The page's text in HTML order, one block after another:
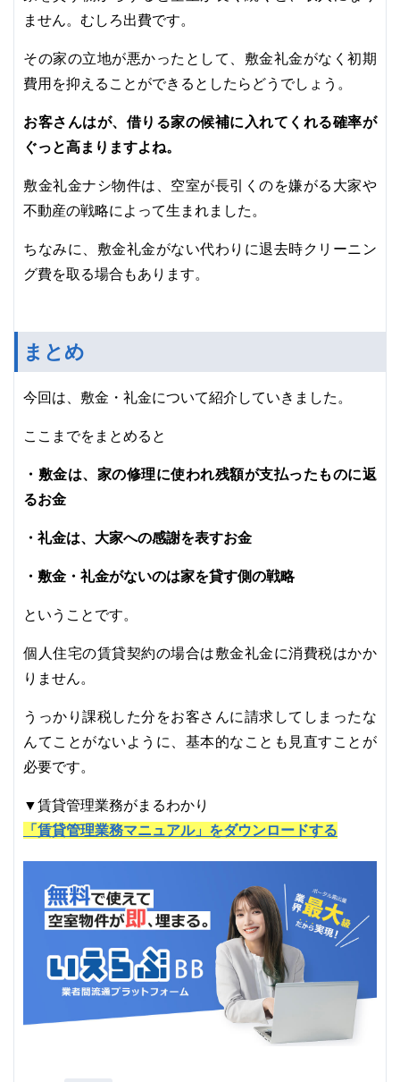
ません。むしろ出費です。
その家の立地が悪かったとして、敷金礼金がなく初期
費用を抑えることができるとしたらどうでしょう。
お客さんはが、借りる家の候補に入れてくれる確率が
ぐっと高まりますよね。
敷金礼金ナシ物件は、空室が長引くのを嫌がる大家や
不動産の戦略によって生まれました。
ちなみに、敷金礼金がない代わりに退去時クリーニン
グ費を取る場合もあります。
まとめ
今回は、敷金・礼金について紹介していきました。
ここまでをまとめると
・敷金は、家の修理に使われ残額が支払ったものに返
るお金
・礼金は、大家への感謝を表すお金
・敷金・礼金がないのは家を貸す側の戦略
ということです。
個人住宅の賃貸契約の場合は敷金礼金に消費税はかか
りません。
うっかり課税した分をお客さんに請求してしまったな
んてことがないように、基本的なことも見直すことが
必要です。
▼賃貸管理業務がまるわかり
「賃貸管理業務マニュアル」をダウンロードする